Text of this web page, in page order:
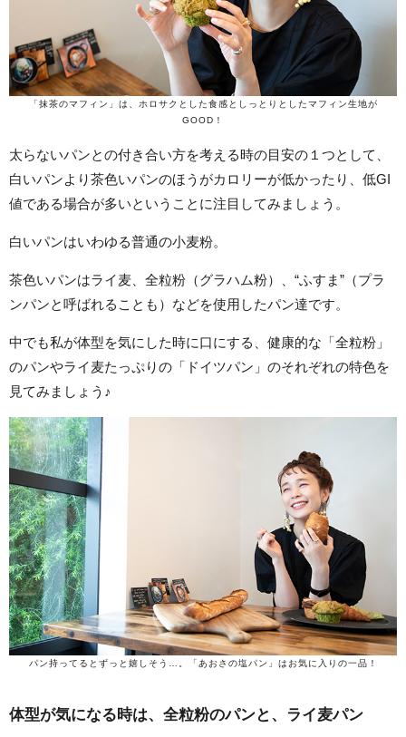
「抹茶のマフィン」は、ホロサクとした食感としっとりとしたマフィン生地が
GOOD！
太らないパンとの付き合い方を考える時の目安の１つとして、
白いパンより茶色いパンのほうがカロリーが低かったり、低GI
値である場合が多いということに注目してみましょう。
白いパンはいわゆる普通の小麦粉。
茶色いパンはライ麦、全粒粉（グラハム粉）、“ふすま”（プラ
ンパンと呼ばれることも）などを使用したパン達です。
中でも私が体型を気にした時に口にする、健康的な「全粒粉」
のパンやライ麦たっぷりの「ドイツパン」のそれぞれの特色を
見てみましょう♪
パン持ってるとずっと嬉しそう…。「あおさの塩パン」はお気に入りの一品！
体型が気になる時は、全粒粉のパンと、ライ麦パン